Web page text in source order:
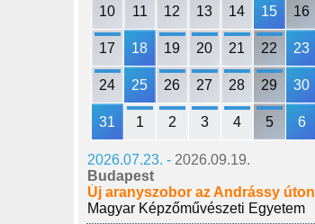
10 11 12 13 14 15 16
17 18 19 20 21 22 23
24 25 26 27 28 29 30
31 1 2 3 4 5 6
2026.07.23. - 2026.09.19.
Budapest
Új aranyszobor az Andrássy úton
Magyar Képzőművészeti Egyetem